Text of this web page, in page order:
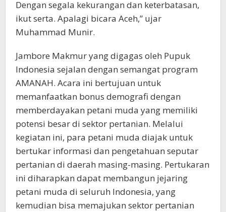
Dengan segala kekurangan dan keterbatasan,
ikut serta. Apalagi bicara Aceh,” ujar
Muhammad Munir.
Jambore Makmur yang digagas oleh Pupuk
Indonesia sejalan dengan semangat program
AMANAH. Acara ini bertujuan untuk
memanfaatkan bonus demografi dengan
memberdayakan petani muda yang memiliki
potensi besar di sektor pertanian. Melalui
kegiatan ini, para petani muda diajak untuk
bertukar informasi dan pengetahuan seputar
pertanian di daerah masing-masing. Pertukaran
ini diharapkan dapat membangun jejaring
petani muda di seluruh Indonesia, yang
kemudian bisa memajukan sektor pertanian